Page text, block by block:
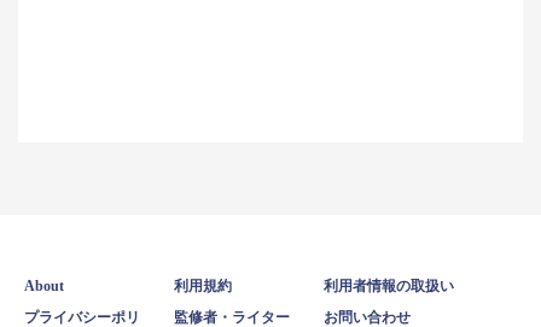
About 利用規約 利用者情報の取扱い
プライバシーポリ 監修者・ライター お問い合わせ